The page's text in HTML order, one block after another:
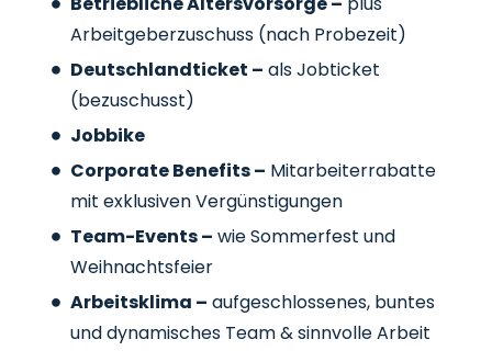
Arbeitgeberzuschuss (nach Probezeit)
Deutschlandticket – als Jobticket
(bezuschusst)
Jobbike
Corporate Benefits – Mitarbeiterrabatte
mit exklusiven Vergünstigungen
Team-Events – wie Sommerfest und
Weihnachtsfeier
Arbeitsklima – aufgeschlossenes, buntes
und dynamisches Team & sinnvolle Arbeit